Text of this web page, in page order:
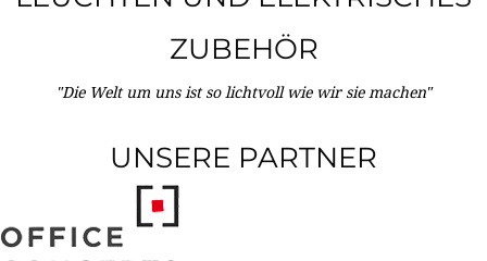
ZUBEHÖR
"Die Welt um uns ist so lichtvoll wie wir sie machen"
UNSERE PARTNER